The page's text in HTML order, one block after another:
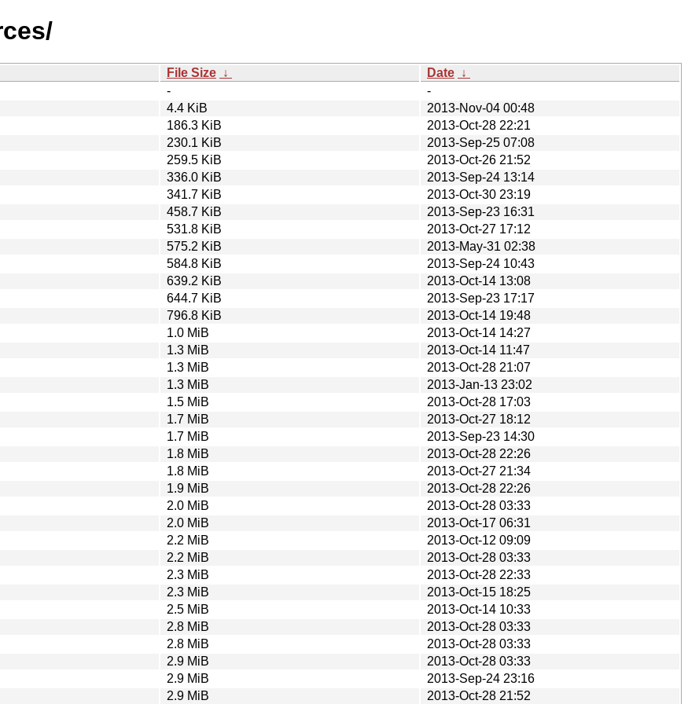
File Size ↓ Date ↓
-
-
4.4 KiB
2013-Nov-04 00:48
186.3 KiB
2013-Oct-28 22:21
230.1 KiB
2013-Sep-25 07:08
259.5 KiB
2013-Oct-26 21:52
336.0 KiB
2013-Sep-24 13:14
341.7 KiB
2013-Oct-30 23:19
458.7 KiB
2013-Sep-23 16:31
531.8 KiB
2013-Oct-27 17:12
575.2 KiB
2013-May-31 02:38
584.8 KiB
2013-Sep-24 10:43
639.2 KiB
2013-Oct-14 13:08
644.7 KiB
2013-Sep-23 17:17
796.8 KiB
2013-Oct-14 19:48
1.0 MiB
2013-Oct-14 14:27
1.3 MiB
2013-Oct-14 11:47
1.3 MiB
2013-Oct-28 21:07
1.3 MiB
2013-Jan-13 23:02
1.5 MiB
2013-Oct-28 17:03
1.7 MiB
2013-Oct-27 18:12
1.7 MiB
2013-Sep-23 14:30
1.8 MiB
2013-Oct-28 22:26
1.8 MiB
2013-Oct-27 21:34
1.9 MiB
2013-Oct-28 22:26
2.0 MiB
2013-Oct-28 03:33
2.0 MiB
2013-Oct-17 06:31
2.2 MiB
2013-Oct-12 09:09
2.2 MiB
2013-Oct-28 03:33
2.3 MiB
2013-Oct-28 22:33
2.3 MiB
2013-Oct-15 18:25
2.5 MiB
2013-Oct-14 10:33
2.8 MiB
2013-Oct-28 03:33
2.8 MiB
2013-Oct-28 03:33
2.9 MiB
2013-Oct-28 03:33
2.9 MiB
2013-Sep-24 23:16
2.9 MiB 2013-Oct-28 21:52